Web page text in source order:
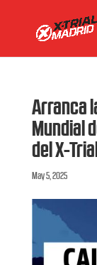
Arranca
Mundial
del X-
May 5, 2025